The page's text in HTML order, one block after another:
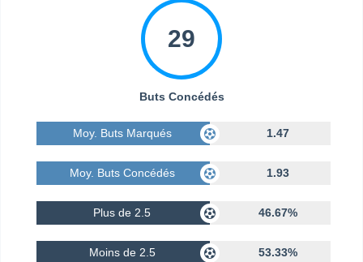
29
Buts Concédés
Moy. Buts Marqués 1.47
Moy. Buts Concédés 1.93
Plus de 2.5 46.67%
Moins de 2.5 53.33%